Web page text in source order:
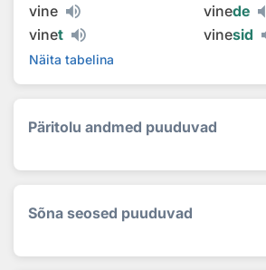
vine
vinede
vinet vinesid
Näita tabelina
Päritolu andmed puuduvad
Sõna seosed puuduvad